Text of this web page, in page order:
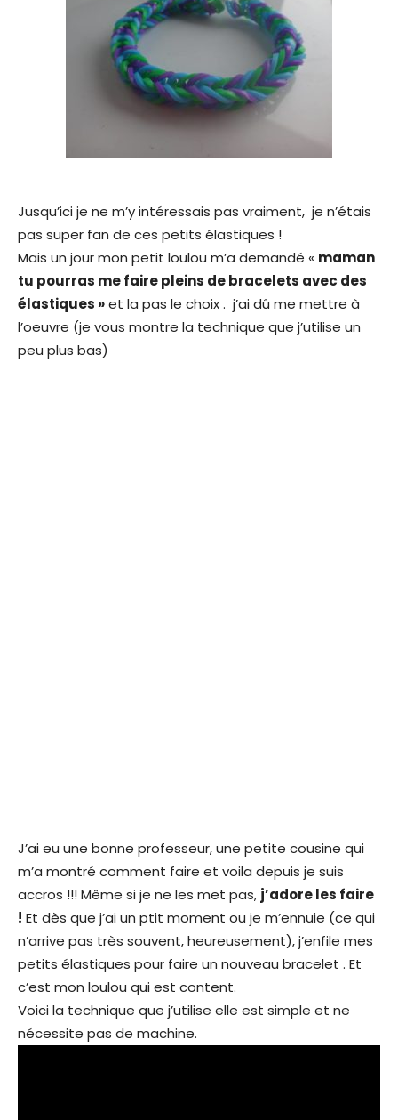
Jusqu’ici je ne m’y intéressais pas vraiment, je n’étais
pas super fan de ces petits élastiques !
Mais un jour mon petit loulou m’a demandé « maman
tu pourras me faire pleins de bracelets avec des
élastiques »et la pas le choix . j’ai dû me mettre à
l’oeuvre (je vous montre la technique que j’utilise un
peu plus bas)
J’ai eu une bonne professeur, une petite cousine qui
m’a montré comment faire et voila depuis je suis
accros !!! Même si je ne les met pas, j’adore les faire
! Et dès que j’ai un ptit moment ou je m’ennuie (ce qui
n’arrive pas très souvent, heureusement), j’enfile mes
petits élastiques pour faire un nouveau bracelet . Et
c’est mon loulou qui est content.
Voici la technique que j’utilise elle est simple et ne
nécessite pas de machine.